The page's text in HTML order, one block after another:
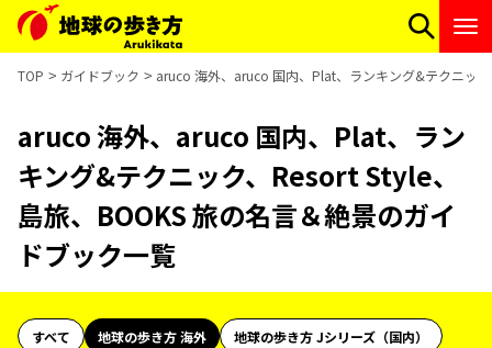
TOP ガイドブック aruco 海外、aruco 国内、Plat、ランキング&テクニッ
aruco 海外、aruco 国内、Plat、ラン
キング&テクニック、Resort Style、
島旅、BOOKS 旅の名言＆絶景のガイ
ドブック一覧
すべて 地球の歩き方 海外
地球の歩き方 Jシリーズ（国内）